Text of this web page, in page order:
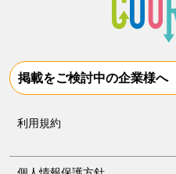
掲載をご検討中の企業様へ
利用規約